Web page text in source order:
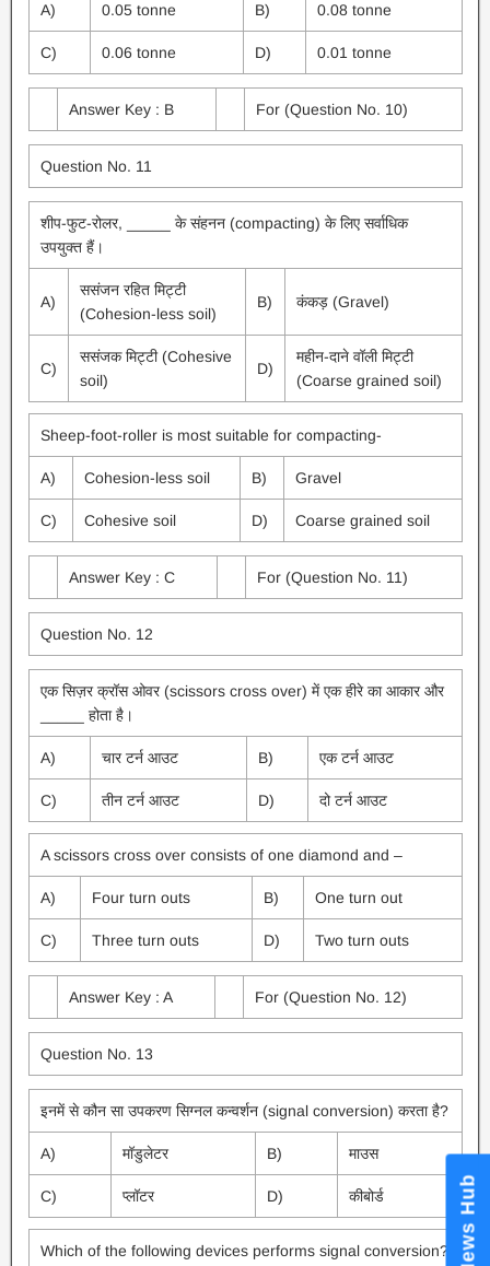
A) 0.05 tonne B) 0.08 tonne
C) 0.06 tonne D) 0.01 tonne
Answer Key : B For (Question No. 10)
Question No. 11
शीप-फुट-रोलर, _____ के संहनन (compacting) के लिए सर्वाधिक
उपयुक्त हैं।
A)
ससंजन रहित मिट्टी
(Cohesion-less soil)
B) कंकड़ (Gravel)
C)
ससंजक मिट्टी (Cohesive
soil)
D)
महीन-दाने वॉली मिट्टी
(Coarse grained soil)
Sheep-foot-roller is most suitable for compacting-
A) Cohesion-less soil B) Gravel
C) Cohesive soil D) Coarse grained soil
Answer Key : C For (Question No. 11)
Question No. 12
एक सिज़र क्रॉस ओवर (scissors cross over) में एक हीरे का आकार और
_____ होता है।
A) चार टर्न आउट B) एक टर्न आउट
C) तीन टर्न आउट D) दो टर्न आउट
A scissors cross over consists of one diamond and –
A) Four turn outs B) One turn out
C) Three turn outs D) Two turn outs
Answer Key : A For (Question No. 12)
Question No. 13
इनमें से कौन सा उपकरण सिग्नल कन्वर्शन (signal conversion) करता है?
A) मॉडुलेटर B) माउस
C) प्लॉटर D) कीबोर्ड
Which of the following devices performs signal conversion? News Hub